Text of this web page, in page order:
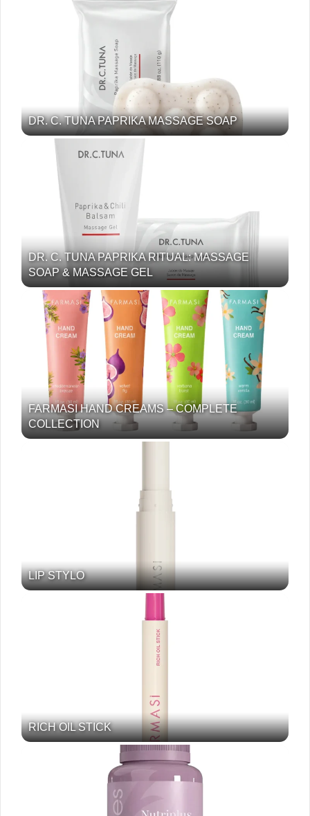
DR. C. TUNA PAPRIKA MASSAGE SOAP
DR. C. TUNA PAPRIKA RITUAL: MASSAGE
SOAP & MASSAGE GEL
FARMASI HAND CREAMS – COMPLETE
COLLECTION
LIP STYLO
RICH OIL STICK